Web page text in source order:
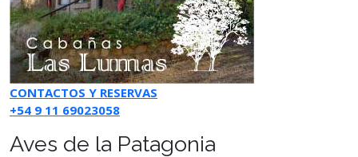
CONTACTOS Y RESERVAS
+54 9 11 69023058
Aves de la Patagonia